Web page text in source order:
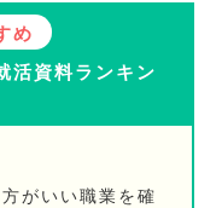
め
活資料ランキン
がいい職業を確